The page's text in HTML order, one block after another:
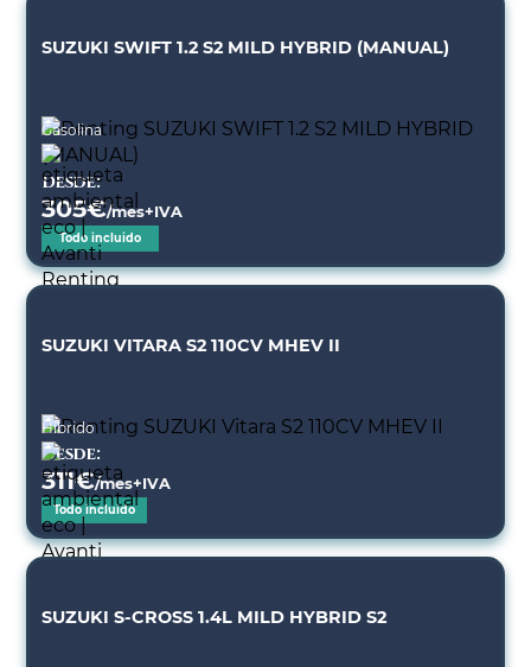
SUZUKI SWIFT 1.2 S2 MILD HYBRID (MANUAL)
Gasolina
Desde:
305€/mes+IVA
Todo incluido
SUZUKI VITARA S2 110CV MHEV II
Híbrido
Desde:
311€/mes+IVA
Todo incluido
SUZUKI S-CROSS 1.4L MILD HYBRID S2